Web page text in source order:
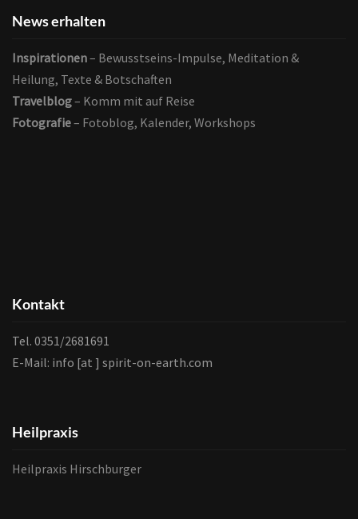
News erhalten
Inspirationen– Bewusstseins-Impulse, Meditation &
Heilung, Texte & Botschaften
Travelblog– Komm mit auf Reise
Fotografie– Fotoblog, Kalender, Workshops
Kontakt
Tel. 0351/2681691
E-Mail: info [at ] spirit-on-earth.com
Heilpraxis
Heilpraxis Hirschburger